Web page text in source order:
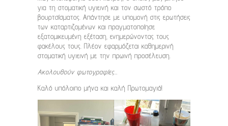
για τη στοματική υγιεινή και τον σωστό τρόπο
βουρτσίσματος. Απάντησε με υπομονή στις ερωτήσεις
των καταρτιζομένων και πραγματοποίησε
εξατομικευμένη εξέταση, ενημερώνοντας τους
φακέλους τους. Πλέον εφαρμόζεται καθημερινή
στοματική υγιεινή με την πρωινή προσέλευση.
Ακολουθούν φωτογραφίες…
Καλό υπόλοιπο μήνα και καλή Πρωτομαγιά!